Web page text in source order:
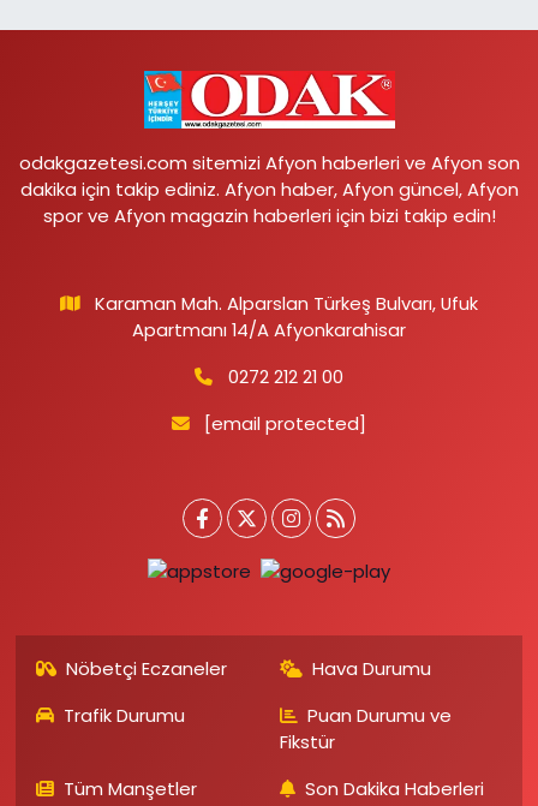
odakgazetesi.com sitemizi Afyon haberleri ve Afyon son
dakika için takip ediniz. Afyon haber, Afyon güncel, Afyon
spor ve Afyon magazin haberleri için bizi takip edin!
Karaman Mah. Alparslan Türkeş Bulvarı, Ufuk
Apartmanı 14/A Afyonkarahisar
0272 212 21 00
[email protected]
Nöbetçi Eczaneler
Hava Durumu
Trafik Durumu
Puan Durumu ve
Fikstür
Tüm Manşetler
Son Dakika Haberleri